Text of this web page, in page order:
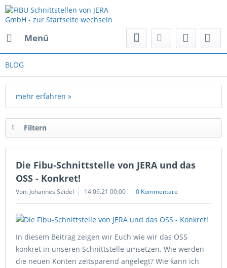
Menü
BLOG
mehr erfahren »
Filtern
Die Fibu-Schnittstelle von JERA und das
OSS - Konkret!
Von: Johannes Seidel 14.06.21 00:00 0 Kommentare
In diesem Beitrag zeigen wir Euch wie wir das OSS
konkret in unseren Schnittstelle umsetzen. Wie werden
die neuen Konten zeitsparend angelegt? Wie kann ich